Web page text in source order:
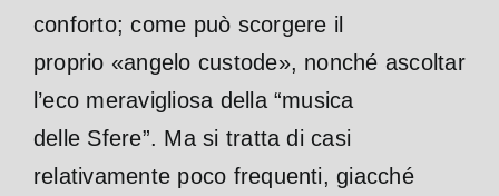
conforto; come può scorgere il
proprio «angelo custode», nonché ascoltar
l’eco meravigliosa della “musica
delle Sfere”. Ma si tratta di casi
relativamente poco frequenti, giacché